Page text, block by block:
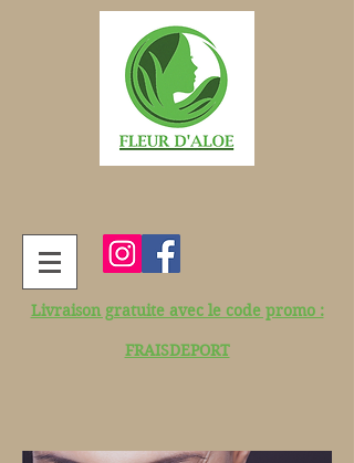
Livraison gratuite avec le code promo :
FRAISDEPORT